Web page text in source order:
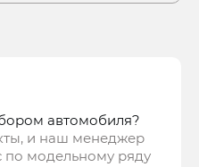
автомобиля?
и наш менеджер
по модельному ряду